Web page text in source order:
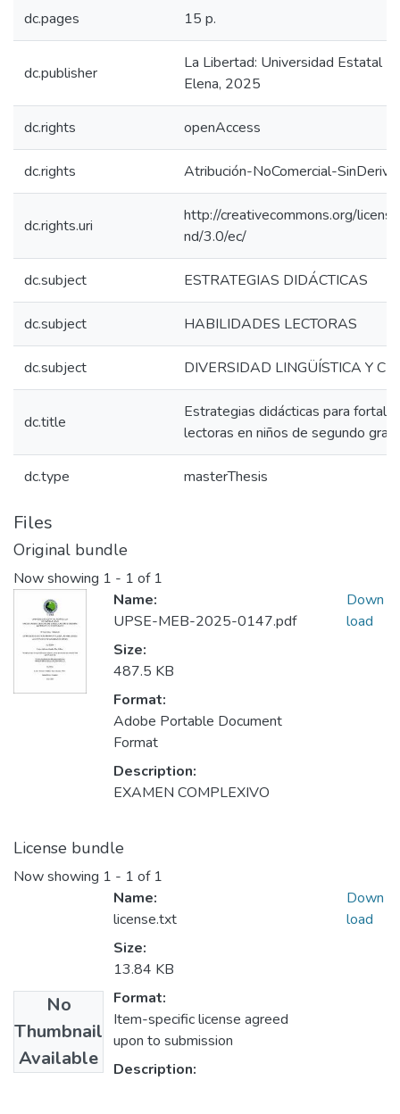
dc.pages 15 p.
dc.publisher
La Libertad: Universidad Estatal
Elena, 2025
dc.rights openAccess
dc.rights Atribución-NoComercial-
dc.rights.uri
http://creativecommons.org/
nd/3.0/ec/
dc.subject ESTRATEGIAS DIDÁCTICAS
dc.subject HABILIDADES LECTORAS
dc.subject DIVERSIDAD LINGÜÍSTICA Y
dc.title
Estrategias didácticas para
lectoras en niños de segundo
dc.type masterThesis
Files
Original bundle
Now showing 1 - 1 of 1
Name:
UPSE-MEB-2025-0147.pdf
Size:
487.5 KB
Format:
Adobe Portable Document
Format
Description:
EXAMEN COMPLEXIVO
Down
load
License bundle
Now showing 1 - 1 of 1
No
Thumbnail
Available
Name:
license.txt
Size:
13.84 KB
Format:
Item-specific license agreed
upon to submission
Description:
Down
load